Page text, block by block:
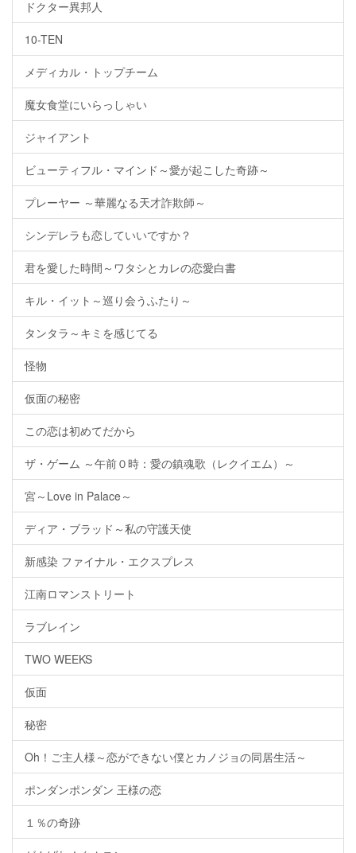
ドクター異邦人
10-TEN
メディカル・トップチーム
魔女食堂にいらっしゃい
ジャイアント
ビューティフル・マインド～愛が起こした奇跡～
プレーヤー ～華麗なる天才詐欺師～
シンデレラも恋していいですか？
君を愛した時間～ワタシとカレの恋愛白書
キル・イット～巡り会うふたり～
タンタラ～キミを感じてる
怪物
仮面の秘密
この恋は初めてだから
ザ・ゲーム ～午前０時：愛の鎮魂歌（レクイエム）～
宮～Love in Palace～
ディア・ブラッド～私の守護天使
新感染 ファイナル・エクスプレス
江南ロマンストリート
ラブレイン
TWO WEEKS
仮面
秘密
Oh！ご主人様～恋ができない僕とカノジョの同居生活～
ポンダンポンダン 王様の恋
１％の奇跡